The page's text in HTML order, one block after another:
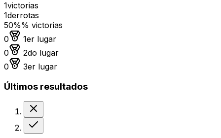
1victorias
1derrotas
50%% victorias
0
Medalla de oro
1er lugar
0
Medalla de plata
2do lugar
0
Medalla de bronce
3er lugar
Últimos resultados